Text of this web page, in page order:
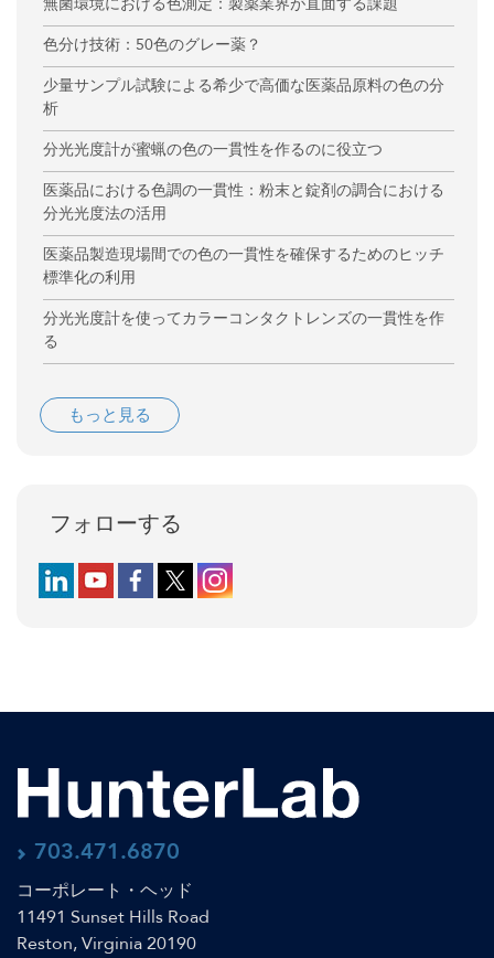
色分け技術：50色のグレー薬？
少量サンプル試験による希少で高価な医薬品原料の色の分
析
分光光度計が蜜蝋の色の一貫性を作るのに役立つ
医薬品における色調の一貫性：粉末と錠剤の調合における
分光光度法の活用
医薬品製造現場間での色の一貫性を確保するためのヒッチ
標準化の利用
分光光度計を使ってカラーコンタクトレンズの一貫性を作
る
もっと見る
フォローする
Follow us on LinkedIn
Follow us on YouTube
Follow us on Facebook
Follow us on X (formerly Twitter)
Follow us on Instagram
703.471.6870
コーポレート・ヘッド
11491 Sunset Hills Road
Reston, Virginia 20190